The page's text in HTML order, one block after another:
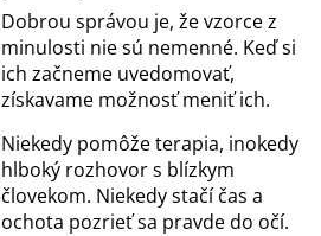
Dobrou správou je, že vzorce z
minulosti nie sú nemenné. Keď si
ich začneme uvedomovať,
získavame možnosť meniť ich.
Niekedy pomôže terapia, inokedy
hlboký rozhovor s blízkym
človekom. Niekedy stačí čas a
ochota pozrieť sa pravde do očí.